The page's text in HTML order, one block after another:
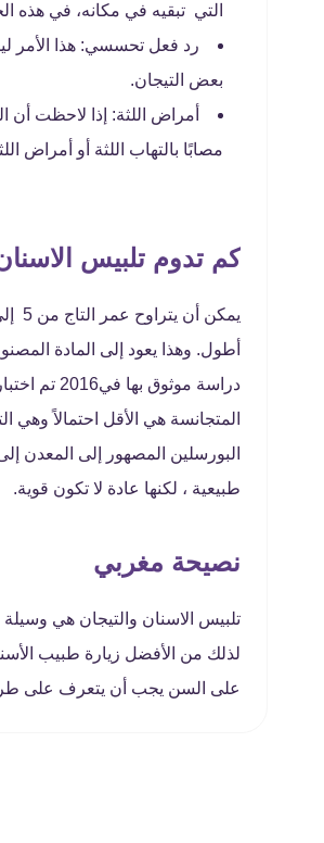
التي تبقيه في مكانه، في هذه
رد فعل تحسسي: هذا الأمر
بعض التيجان.
أمراض اللثة: إذا لاحظت أن
مصابًا بالتهاب اللثة أو أمراض
كم تدوم تلبيس
أطول. وهذا يعود إلى المادة
دراسة
المتجانسة هي الأقل احتمالاً
البورسلين المصهور إلى المعدن
طبيعية ، لكنها عادة لا تكون قوية.
نصيحة مغربي
تلبيس الاسنان والتيجان هي
لذلك من الأفضل زيارة طبيب
على السن يجب أن يتعرف على طرق